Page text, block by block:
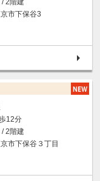
2階建
市下保谷3
12分
2階建
市下保谷３丁目